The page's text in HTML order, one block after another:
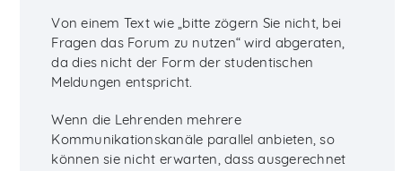
Von einem Text wie „bitte zögern Sie nicht, bei
Fragen das Forum zu nutzen“ wird abgeraten,
da dies nicht der Form der studentischen
Meldungen entspricht.
Wenn die Lehrenden mehrere
Kommunikationskanäle parallel anbieten, so
können sie nicht erwarten, dass ausgerechnet